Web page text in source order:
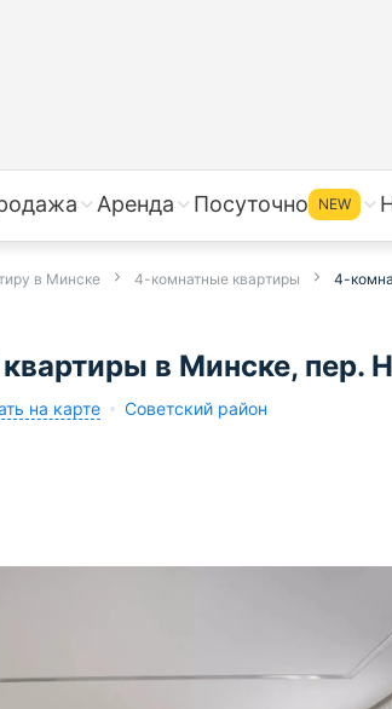
Аренда Посуточно NEW
в Минске 4-комнатные квартиры 4-
в Минске, пер.
на карте Советский район